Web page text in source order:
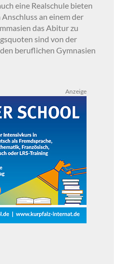
eine Realschule bieten
an einem der
das Abitur zu
sind von der
beruflichen Gymnasien
Anzeige